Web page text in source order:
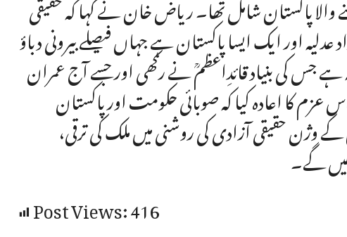
اور ایک ایسا پاکستان ہے جہاں فیصلے بیرونی دباؤ
جس کی بنیاد قائدِاعظمؒ نے رکھی اور جسے آج عمران
کا اعادہ کیا کہ صوبائی حکومت اور پاکستان
وژن حقیقی آزادی کی روشنی میں ملک کی ترقی،
گے۔
Post Views:416